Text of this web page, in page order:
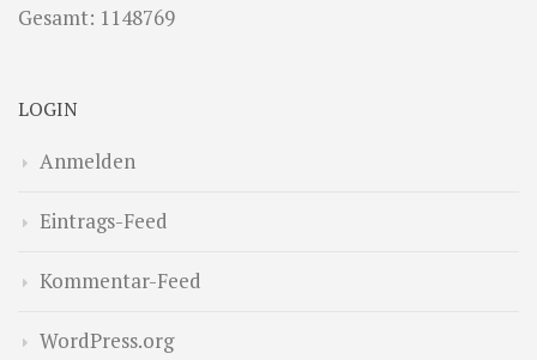
Gesamt: 1148769
LOGIN
Anmelden
Eintrags-Feed
Kommentar-Feed
WordPress.org